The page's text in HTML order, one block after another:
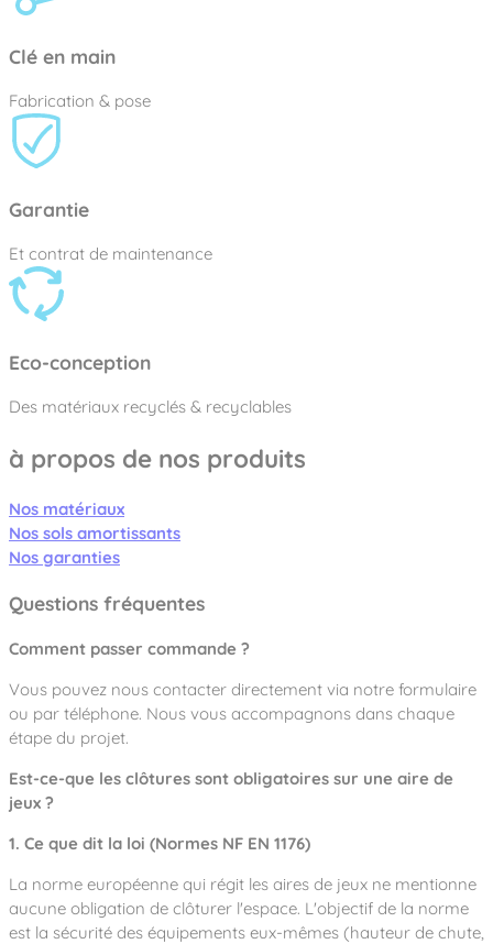
Clé en main
Fabrication & pose
Garantie
Et contrat de maintenance
Eco-conception
Des matériaux recyclés & recyclables
à propos de nos produits
Nos matériaux
Nos sols amortissants
Nos garanties
Questions fréquentes
Comment passer commande ?
Vous pouvez nous contacter directement via notre formulaire
ou par téléphone. Nous vous accompagnons dans chaque
étape du projet.
Est-ce-que les clôtures sont obligatoires sur une aire de
jeux ?
1. Ce que dit la loi (Normes NF EN 1176)
La norme européenne qui régit les aires de jeux ne mentionne
aucune obligation de clôturer l'espace. L'objectif de la norme
est la sécurité des équipements eux-mêmes (hauteur de chute,